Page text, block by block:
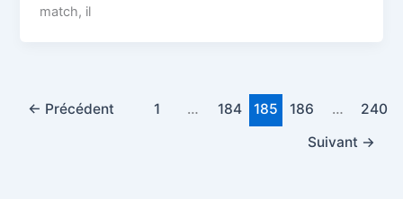
match, il
← Précédent 1 … 184 185 186 …
240
Suivant →